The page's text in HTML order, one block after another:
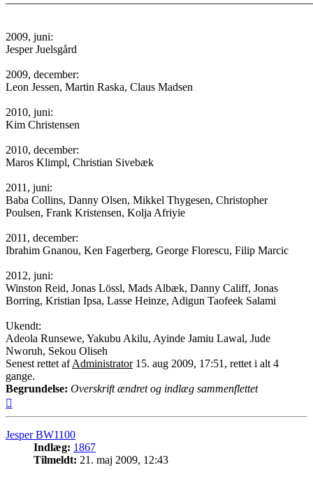
2009, juni:
Jesper Juelsgård
2009, december:
Leon Jessen, Martin Raska, Claus Madsen
2010, juni:
Kim Christensen
2010, december:
Maros Klimpl, Christian Sivebæk
2011, juni:
Baba Collins, Danny Olsen, Mikkel Thygesen, Christopher
Poulsen, Frank Kristensen, Kolja Afriyie
2011, december:
Ibrahim Gnanou, Ken Fagerberg, George Florescu, Filip Marcic
2012, juni:
Winston Reid, Jonas Lössl, Mads Albæk, Danny Califf, Jonas
Borring, Kristian Ipsa, Lasse Heinze, Adigun Taofeek Salami
Ukendt:
Adeola Runsewe, Yakubu Akilu, Ayinde Jamiu Lawal, Jude
Nworuh, Sekou Oliseh
Senest rettet afAdministrator15. aug 2009, 17:51, rettet i alt 4
gange.
Begrundelse: Overskrift ændret og indlæg sammenflettet
Jesper BW1100
Indlæg: 1867
Tilmeldt: 21. maj 2009, 12:43